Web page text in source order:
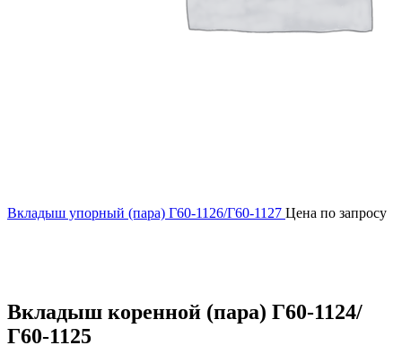
Вкладыш упорный (пара) Г60-1126/Г60-1127 Цена по запросу
Вкладыш коренной (пара) Г60-1124/
Г60-1125